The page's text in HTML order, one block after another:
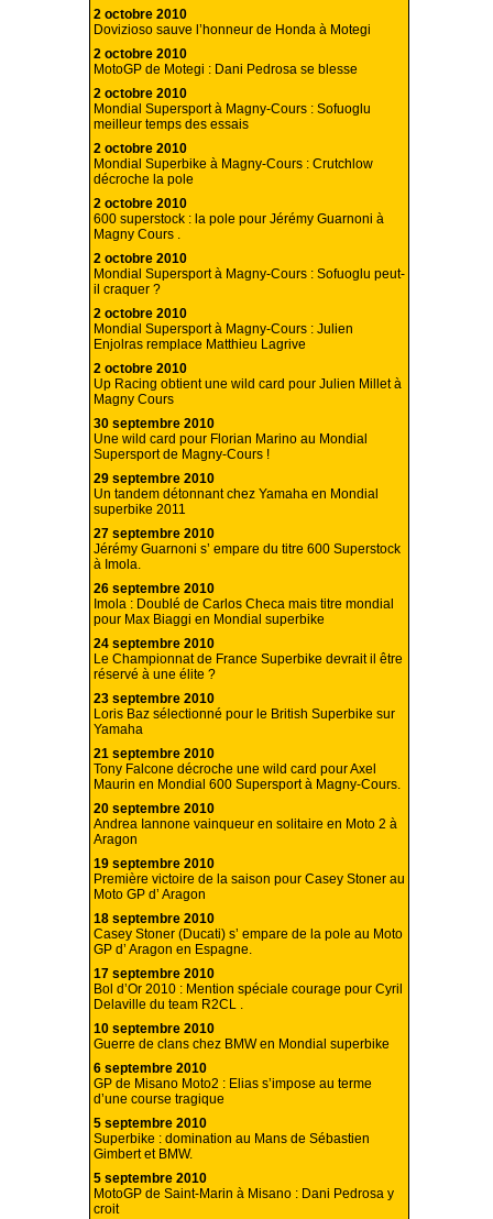
2 octobre 2010
Dovizioso sauve l’honneur de Honda à Motegi
2 octobre 2010
MotoGP de Motegi : Dani Pedrosa se blesse
2 octobre 2010
Mondial Supersport à Magny-Cours : Sofuoglu
meilleur temps des essais
2 octobre 2010
Mondial Superbike à Magny-Cours : Crutchlow
décroche la pole
2 octobre 2010
600 superstock : la pole pour Jérémy Guarnoni à
Magny Cours .
2 octobre 2010
Mondial Supersport à Magny-Cours : Sofuoglu peut-
il craquer ?
2 octobre 2010
Mondial Supersport à Magny-Cours : Julien
Enjolras remplace Matthieu Lagrive
2 octobre 2010
Up Racing obtient une wild card pour Julien Millet à
Magny Cours
30 septembre 2010
Une wild card pour Florian Marino au Mondial
Supersport de Magny-Cours !
29 septembre 2010
Un tandem détonnant chez Yamaha en Mondial
superbike 2011
27 septembre 2010
Jérémy Guarnoni s’ empare du titre 600 Superstock
à Imola.
26 septembre 2010
Imola : Doublé de Carlos Checa mais titre mondial
pour Max Biaggi en Mondial superbike
24 septembre 2010
Le Championnat de France Superbike devrait il être
réservé à une élite ?
23 septembre 2010
Loris Baz sélectionné pour le British Superbike sur
Yamaha
21 septembre 2010
Tony Falcone décroche une wild card pour Axel
Maurin en Mondial 600 Supersport à Magny-Cours.
20 septembre 2010
Andrea Iannone vainqueur en solitaire en Moto 2 à
Aragon
19 septembre 2010
Première victoire de la saison pour Casey Stoner au
Moto GP d’ Aragon
18 septembre 2010
Casey Stoner (Ducati) s’ empare de la pole au Moto
GP d’ Aragon en Espagne.
17 septembre 2010
Bol d’Or 2010 : Mention spéciale courage pour Cyril
Delaville du team R2CL .
10 septembre 2010
Guerre de clans chez BMW en Mondial superbike
6 septembre 2010
GP de Misano Moto2 : Elias s’impose au terme
d’une course tragique
5 septembre 2010
Superbike : domination au Mans de Sébastien
Gimbert et BMW.
5 septembre 2010
MotoGP de Saint-Marin à Misano : Dani Pedrosa y
croit